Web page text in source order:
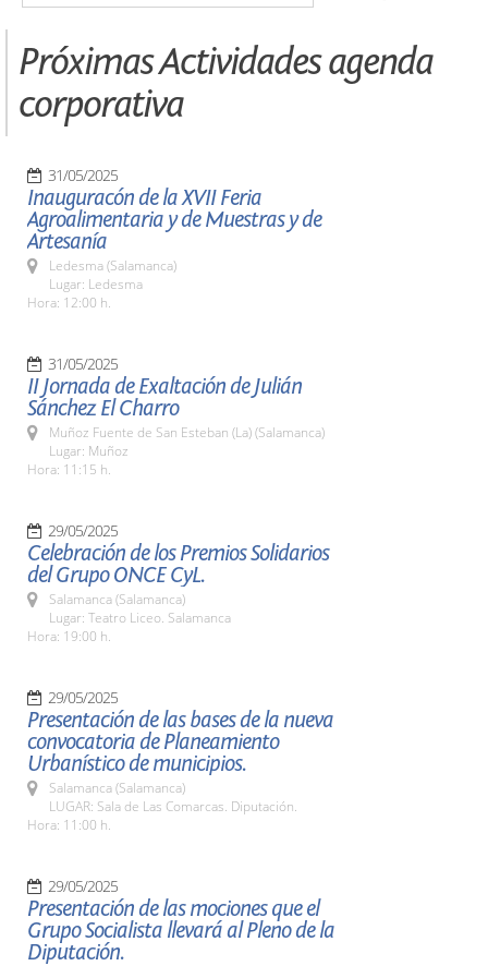
Próximas Actividades agenda
corporativa
31/05/2025
Inauguracón de la XVII Feria
Agroalimentaria y de Muestras y de
Artesanía
Ledesma (Salamanca)
Lugar: Ledesma
Hora: 12:00 h.
31/05/2025
II Jornada de Exaltación de Julián
Sánchez El Charro
Muñoz Fuente de San Esteban (La) (Salamanca)
Lugar: Muñoz
Hora: 11:15 h.
29/05/2025
Celebración de los Premios Solidarios
del Grupo ONCE CyL.
Salamanca (Salamanca)
Lugar: Teatro Liceo. Salamanca
Hora: 19:00 h.
29/05/2025
Presentación de las bases de la nueva
convocatoria de Planeamiento
Urbanístico de municipios.
Salamanca (Salamanca)
LUGAR: Sala de Las Comarcas. Diputación.
Hora: 11:00 h.
29/05/2025
Presentación de las mociones que el
Grupo Socialista llevará al Pleno de la
Diputación.